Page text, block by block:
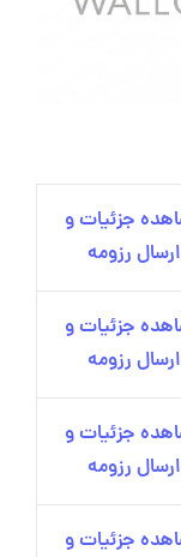
جزئیات و
ارسال رزومه
جزئیات و
ارسال رزومه
جزئیات و
ارسال رزومه
جزئیات و